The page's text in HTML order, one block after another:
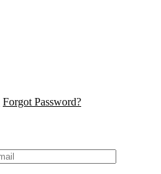
Forgot Password?